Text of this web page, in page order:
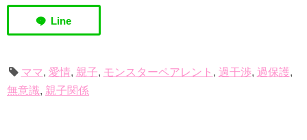
ママ, 愛情, 親子, モンスターペアレント , 過干渉, 過保護,
無意識, 親子関係